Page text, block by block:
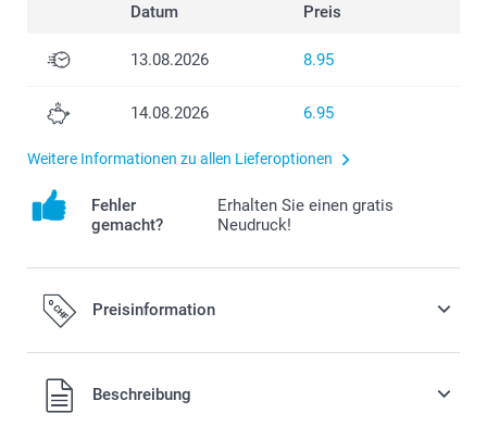
Datum Preis
13.08.2026 8.95
14.08.2026 6.95
Weitere Informationen zu allen Lieferoptionen
Fehler
gemacht?
Erhalten Sie einen gratis
Neudruck!
Preisinformation
Alle Preise verstehen sich in Schweizer Franken (CHF) inkl.
MwSt. und zzgl. Versandkosten.
Beschreibung